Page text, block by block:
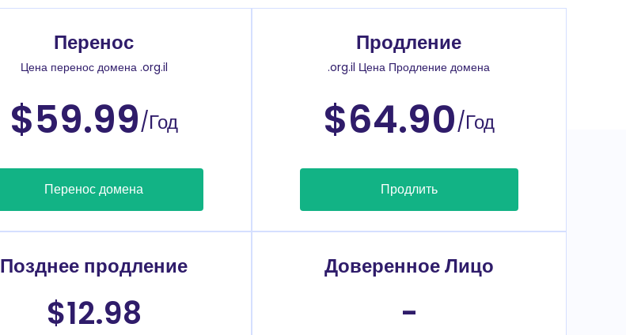
Перенос
Цена перенос домена .org.il
$59.99/Год
Перенос домена
Продление
.org.il Цена Продление домена
$64.90/Год
Продлить
Позднее продление
$12.98
Доверенное Лицо
-